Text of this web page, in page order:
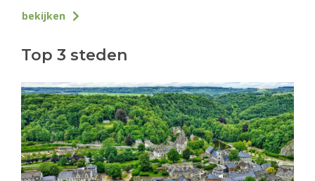
bekijken
Top 3 steden